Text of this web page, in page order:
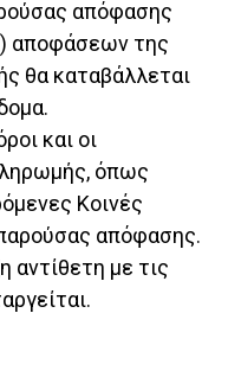
απόφασης
αποφάσεων της
θα καταβάλλεται
και οι
όπως
Κοινές
απόφασης.
αντίθετη με τις